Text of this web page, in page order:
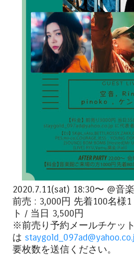
2020.7.11(sat) 18:30〜 @音
前売 : 3,000円 先着100名様
ト / 当日 3,500円
※前売り予約メールチケッ
は
要枚数を送信ください。